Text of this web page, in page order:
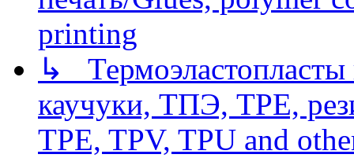
printing
↳
каучуки, ТПЭ, TPE,
TPE, TPV, TPU and